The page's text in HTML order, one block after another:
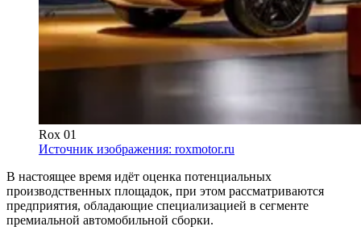
Rox 01
Источник изображения: roxmotor.ru
В настоящее время идёт оценка потенциальных
производственных площадок, при этом рассматриваются
предприятия, обладающие специализацией в сегменте
премиальной автомобильной сборки.